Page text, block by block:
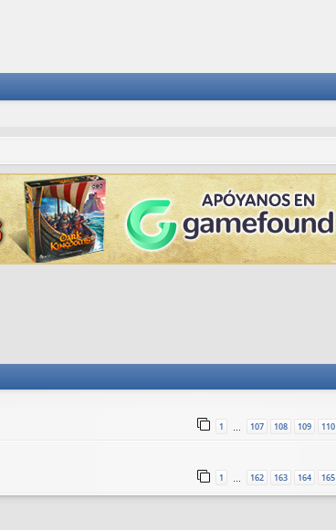
1 107 108 109 110
1 162 163 164 165